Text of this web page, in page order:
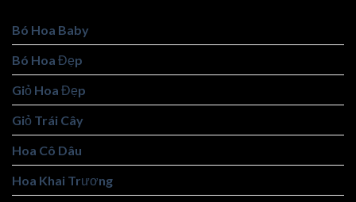
Bó Hoa Baby
Bó Hoa Đẹp
Giỏ Hoa Đẹp
Giỏ Trái Cây
Hoa Cô Dâu
Hoa Khai Trương